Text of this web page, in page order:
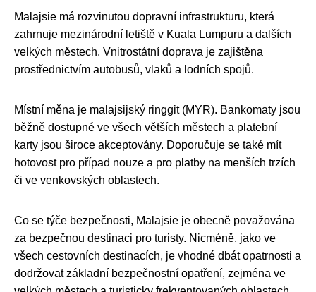
Malajsie má rozvinutou dopravní infrastrukturu, která
zahrnuje mezinárodní letiště v Kuala Lumpuru a dalších
velkých městech. Vnitrostátní doprava je zajištěna
prostřednictvím autobusů, vlaků a lodních spojů.
Místní měna je malajsijský ringgit (MYR). Bankomaty jsou
běžně dostupné ve všech větších městech a platební
karty jsou široce akceptovány. Doporučuje se také mít
hotovost pro případ nouze a pro platby na menších trzích
či ve venkovských oblastech.
Co se týče bezpečnosti, Malajsie je obecně považována
za bezpečnou destinaci pro turisty. Nicméně, jako ve
všech cestovních destinacích, je vhodné dbát opatrnosti a
dodržovat základní bezpečnostní opatření, zejména ve